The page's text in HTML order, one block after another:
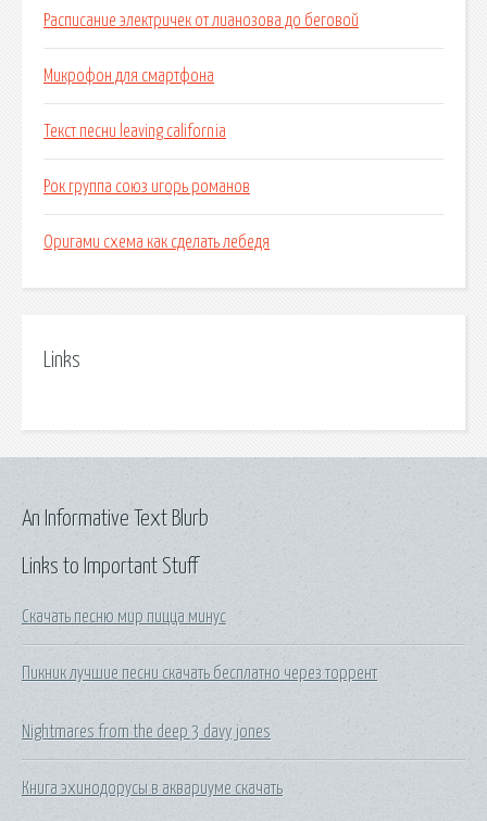
Расписание электричек от лианозова до беговой
Микрофон для смартфона
Текст песни leaving california
Рок группа союз игорь романов
Оригами схема как сделать лебедя
Links
Links to Important Stuff
Скачать песню мир пицца минус
Пикник лучшие песни скачать бесплатно через торрент
Nightmares from the deep 3 davy jones
Книга эхинодорусы в аквариуме скачать
An Informative Text Blurb